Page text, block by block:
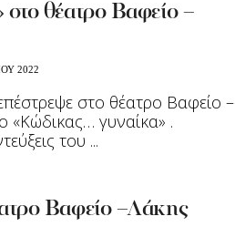
θέατρο Βαφείο –
2022
στο θέατρο Βαφείο –
«Κώδικας… γυναίκα» .
του ...
Βαφείο –Λάκης